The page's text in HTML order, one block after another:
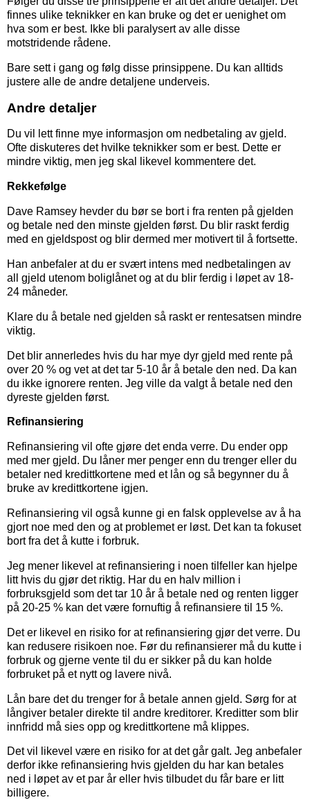
finnes ulike teknikker en kan bruke og det er uenighet om
hva som er best. Ikke bli paralysert av alle disse
motstridende rådene.
Bare sett i gang og følg disse prinsippene. Du kan alltids
justere alle de andre detaljene underveis.
Andre detaljer
Du vil lett finne mye informasjon om nedbetaling av gjeld.
Ofte diskuteres det hvilke teknikker som er best. Dette er
mindre viktig, men jeg skal likevel kommentere det.
Rekkefølge
Dave Ramsey hevder du bør se bort i fra renten på gjelden
og betale ned den minste gjelden først. Du blir raskt ferdig
med en gjeldspost og blir dermed mer motivert til å fortsette.
Han anbefaler at du er svært intens med nedbetalingen av
all gjeld utenom boliglånet og at du blir ferdig i løpet av 18-
24 måneder.
Klare du å betale ned gjelden så raskt er rentesatsen mindre
viktig.
Det blir annerledes hvis du har mye dyr gjeld med rente på
over 20 % og vet at det tar 5-10 år å betale den ned. Da kan
du ikke ignorere renten. Jeg ville da valgt å betale ned den
dyreste gjelden først.
Refinansiering
Refinansiering vil ofte gjøre det enda verre. Du ender opp
med mer gjeld. Du låner mer penger enn du trenger eller du
betaler ned kredittkortene med et lån og så begynner du å
bruke av kredittkortene igjen.
Refinansiering vil også kunne gi en falsk opplevelse av å ha
gjort noe med den og at problemet er løst. Det kan ta fokuset
bort fra det å kutte i forbruk.
Jeg mener likevel at refinansiering i noen tilfeller kan hjelpe
litt hvis du gjør det riktig. Har du en halv million i
forbruksgjeld som det tar 10 år å betale ned og renten ligger
på 20-25 % kan det være fornuftig å refinansiere til 15 %.
Det er likevel en risiko for at refinansiering gjør det verre. Du
kan redusere risikoen noe. Før du refinansierer må du kutte i
forbruk og gjerne vente til du er sikker på du kan holde
forbruket på et nytt og lavere nivå.
Lån bare det du trenger for å betale annen gjeld. Sørg for at
långiver betaler direkte til andre kreditorer. Kreditter som blir
innfridd må sies opp og kredittkortene må klippes.
Det vil likevel være en risiko for at det går galt. Jeg anbefaler
derfor ikke refinansiering hvis gjelden du har kan betales
ned i løpet av et par år eller hvis tilbudet du får bare er litt
billigere.